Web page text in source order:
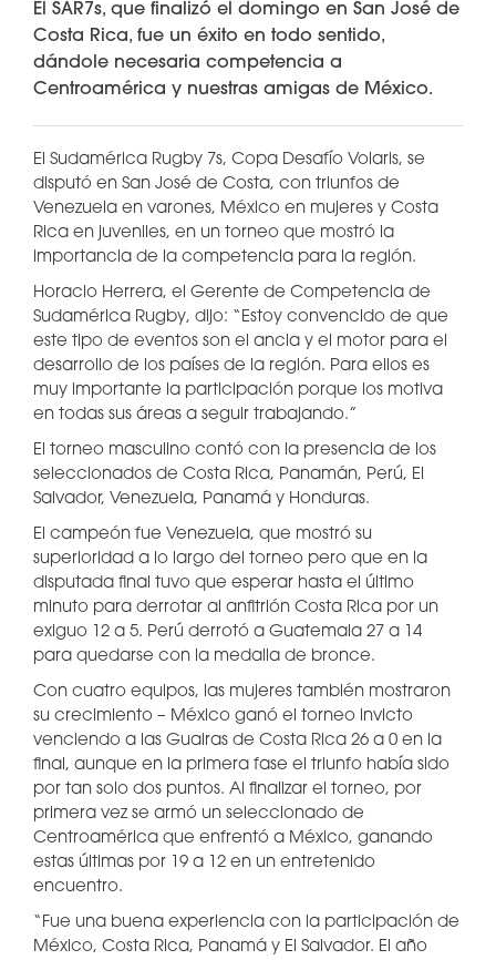
El SAR7s, que finalizó el domingo en San José de
Costa Rica, fue un éxito en todo sentido,
dándole necesaria competencia a
Centroamérica y nuestras amigas de México.
El Sudamérica Rugby 7s, Copa Desafío Volaris, se
disputó en San José de Costa, con triunfos de
Venezuela en varones, México en mujeres y Costa
Rica en juveniles, en un torneo que mostró la
importancia de la competencia para la región.
Horacio Herrera, el Gerente de Competencia de
Sudamérica Rugby, dijo: “Estoy convencido de que
este tipo de eventos son el ancla y el motor para el
desarrollo de los países de la región. Para ellos es
muy importante la participación porque los motiva
en todas sus áreas a seguir trabajando.”
El torneo masculino contó con la presencia de los
seleccionados de Costa Rica, Panamán, Perú, El
Salvador, Venezuela, Panamá y Honduras.
El campeón fue Venezuela, que mostró su
superioridad a lo largo del torneo pero que en la
disputada final tuvo que esperar hasta el último
minuto para derrotar al anfitrión Costa Rica por un
exiguo 12 a 5. Perú derrotó a Guatemala 27 a 14
para quedarse con la medalla de bronce.
Con cuatro equipos, las mujeres también mostraron
su crecimiento – México ganó el torneo invicto
venciendo a las Guairas de Costa Rica 26 a 0 en la
final, aunque en la primera fase el triunfo había sido
por tan solo dos puntos. Al finalizar el torneo, por
primera vez se armó un seleccionado de
Centroamérica que enfrentó a México, ganando
estas últimas por 19 a 12 en un entretenido
encuentro.
“Fue una buena experiencia con la participación de
México, Costa Rica, Panamá y El Salvador. El año